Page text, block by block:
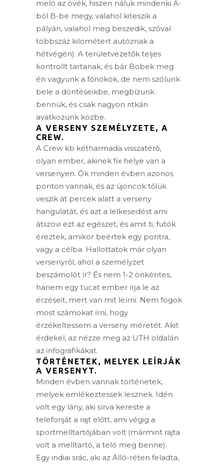
meló az övék, hiszen náluk mindenki A-
ból B-be megy, valahol kiteszik a
pályán, valahol meg beszedik, szóval
többszáz kilométert autóznak a
hétvégén). A területvezetők teljes
kontrollt tartanak, és bár Bobek meg
én vagyunk a főnökök, de nem szólunk
bele a döntéseikbe, megbízunk
bennük, és csak nagyon ritkán
avatkozunk közbe.
A VERSENY SZEMÉLYZETE, A
CREW.
A Crew kb kétharmada visszatérő,
olyan ember, akinek fix helye van a
versenyen. Ők minden évben azonos
ponton vannak, és az újoncok tőlük
veszik át percek alatt a verseny
hangulatát, és azt a lelkesedést ami
átszövi ezt az egészet, és amit ti, futók
éreztek, amikor beértek egy pontra,
vagy a célba. Hallottatok már olyan
versenyről, ahol a személyzet
beszámolót ír? És nem 1-2 önkéntes,
hanem egy tucat ember írja le az
érzéseit, mert van mit leírni. Nem fogok
most számokat írni, hogy
érzékeltessem a verseny méretét. Akit
érdekel, az nézze meg az UTH oldalán
az infografikákat.
TÖRTÉNETEK, MELYEK LEÍRJÁK
A VERSENYT.
Minden évben vannak történetek,
melyek emlékeztessek lesznek. Idén
volt egy lány, aki sírva kereste a
telefonját a rajt előtt, ami végig a
sportmelltartójában volt (mármint rajta
volt a melltartó, a teló meg benne).
Egy indiai srác, aki az Álló-réten feladta,